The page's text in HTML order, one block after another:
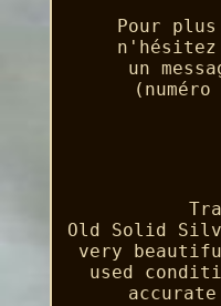
Pour
n'hésitez
un
Old Solid
very
used